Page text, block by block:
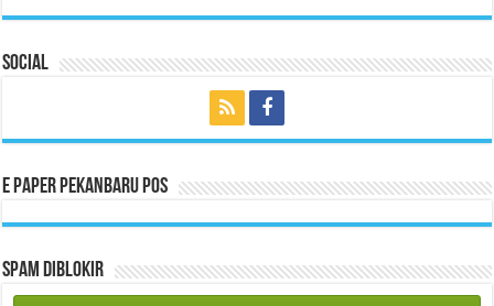
Social
E Paper Pekanbaru Pos
Spam Diblokir